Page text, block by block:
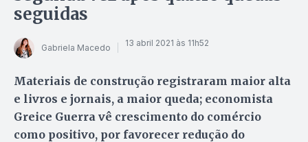
seguidas
Gabriela Macedo 13 abril 2021 às 11h52
Materiais de construção registraram maior alta
e livros e jornais, a maior queda; economista
Greice Guerra vê crescimento do comércio
como positivo, por favorecer redução do